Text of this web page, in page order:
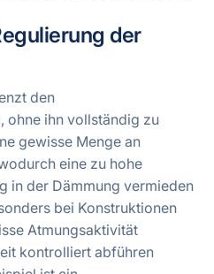
der
den
ohne ihn vollständig zu
gewisse Menge an
eine zu hohe
in der Dämmung vermieden
bei Konstruktionen
Atmungsaktivität
kontrolliert abführen